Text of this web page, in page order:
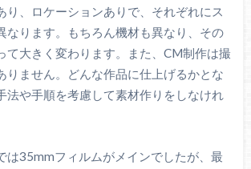
り、ロケーションありで、それぞれにス
なります。もちろん機材も異なり、その
て大きく変わります。また、CM制作は撮
りません。どんな作品に仕上げるかとな
法や手順を考慮して素材作りをしなけれ
は35mmフィルムがメインでしたが、最